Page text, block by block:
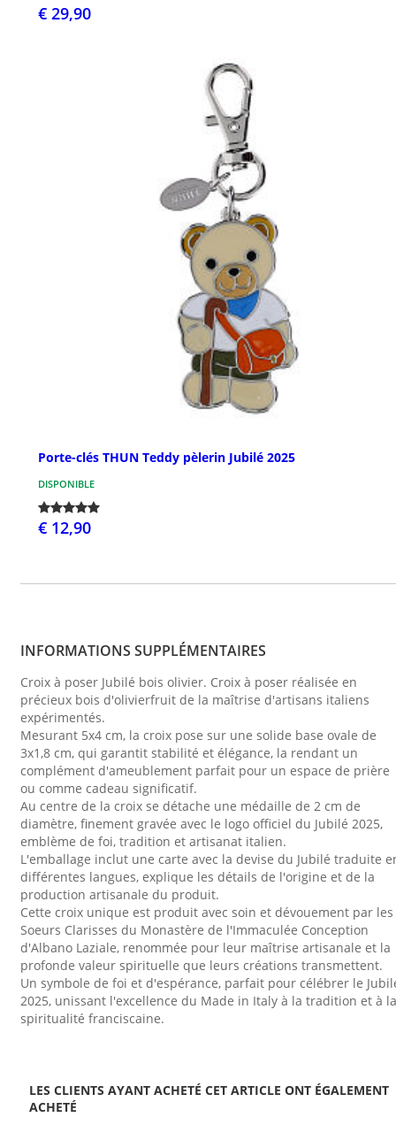
€ 29,90
Porte-clés THUN Teddy pèlerin Jubilé 2025
DISPONIBLE
€ 12,90
INFORMATIONS SUPPLÉMENTAIRES
Croix à poser Jubilé bois olivier. Croix à poser réalisée en
précieux bois d'olivierfruit de la maîtrise d'artisans italiens
expérimentés.
Mesurant 5x4 cm, la croix pose sur une solide base ovale de
3x1,8 cm, qui garantit stabilité et élégance, la rendant un
complément d'ameublement parfait pour un espace de prière
ou comme cadeau significatif.
Au centre de la croix se détache une médaille de 2 cm de
diamètre, finement gravée avec le logo officiel du Jubilé 2025,
emblème de foi, tradition et artisanat italien.
L'emballage inclut une carte avec la devise du Jubilé traduite
différentes langues, explique les détails de l'origine et de la
production artisanale du produit.
Cette croix unique est produit avec soin et dévouement par les
Soeurs Clarisses du Monastère de l'Immaculée Conception
d'Albano Laziale, renommée pour leur maîtrise artisanale et la
profonde valeur spirituelle que leurs créations transmettent.
Un symbole de foi et d'espérance, parfait pour célébrer le
2025, unissant l'excellence du Made in Italy à la tradition et à la
spiritualité franciscaine.
LES CLIENTS AYANT ACHETÉ CET ARTICLE ONT ÉGALEMENT
ACHETÉ